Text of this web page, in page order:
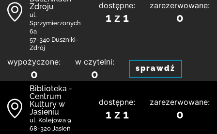
Zdroju
ul.
Sprzymierzonych
6a
57-340 Duszniki-
Zdrój
dostępne:
1 z 1
zarezerwowane:
0
wypożyczone:
0
w czytelni:
0 sprawdź
Biblioteka -
Centrum
Kultury w
Jasieniu
ul. Kolejowa 9
68-320 Jasień
dostępne:
1 z 1
zarezerwowane:
0